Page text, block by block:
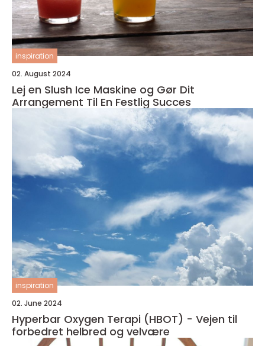
inspiration
02. August 2024
Lej en Slush Ice Maskine og Gør Dit
Arrangement Til En Festlig Succes
inspiration
02. June 2024
Hyperbar Oxygen Terapi (HBOT) - Vejen til
forbedret helbred og velvære